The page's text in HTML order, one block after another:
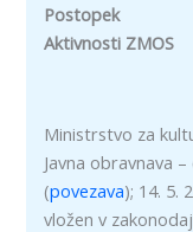
Postopek
Aktivnosti ZMOS
Ministrstvo za
Javna obravnava
(povezava); 14. 5.
vložen v